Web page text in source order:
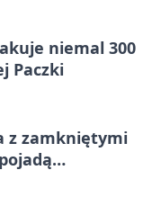
niemal 300
Paczki
z zamkniętymi